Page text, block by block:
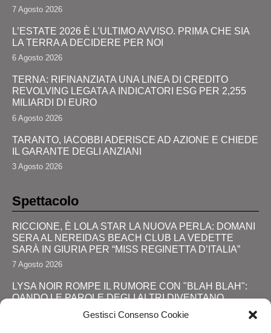
Gestisci Consenso Cookie
7 Agosto 2026
L’ESTATE 2026 È L’ULTIMO AVVISO. PRIMA CHE SIA
LA TERRA A DECIDERE PER NOI
6 Agosto 2026
TERNA: RIFINANZIATA UNA LINEA DI CREDITO
REVOLVING LEGATA A INDICATORI ESG PER 2,255
MILIARDI DI EURO
6 Agosto 2026
TARANTO, IACOBBI ADERISCE AD AZIONE E CHIEDE
IL GARANTE DEGLI ANZIANI
3 Agosto 2026
Spettacolo
RICCIONE, È LOLA STAR LA NUOVA PERLA: DOMANI
SERA AL NEREIDAS BEACH CLUB LA VEDETTE
SARÀ IN GIURIA PER “MISS REGINETTA D’ITALIA”
7 Agosto 2026
LYSA NOIR ROMPE IL RUMORE CON "BLAH BLAH":
QANDO LE PAROLE DEGLI ALTRI DIVENTANO